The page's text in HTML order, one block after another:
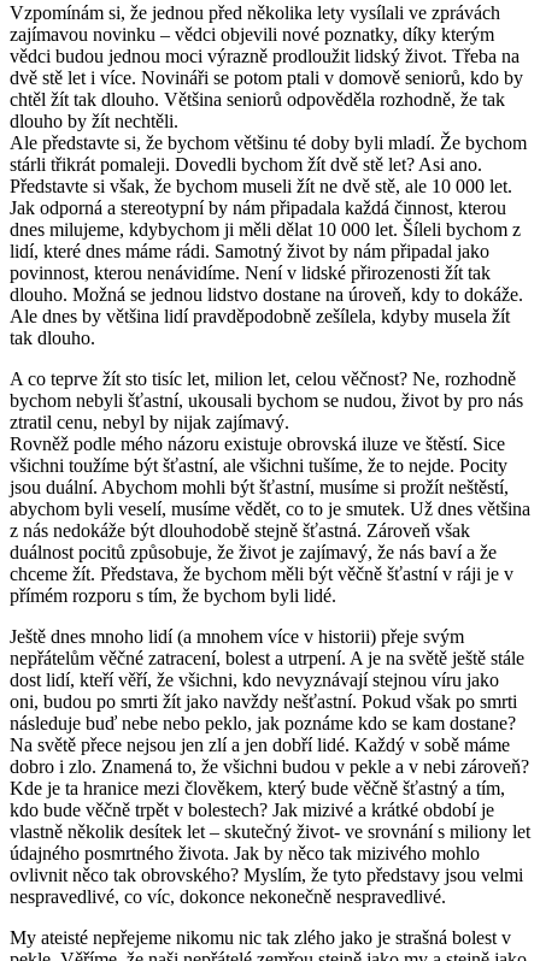
Vzpomínám si, že jednou před několika lety vysílali ve zprávách
zajímavou novinku – vědci objevili nové poznatky, díky kterým
vědci budou jednou moci výrazně prodloužit lidský život. Třeba na
dvě stě let i více. Novináři se potom ptali v domově seniorů, kdo by
chtěl žít tak dlouho. Většina seniorů odpověděla rozhodně, že tak
dlouho by žít nechtěli.
Ale představte si, že bychom většinu té doby byli mladí. Že bychom
stárli třikrát pomaleji. Dovedli bychom žít dvě stě let? Asi ano.
Představte si však, že bychom museli žít ne dvě stě, ale 10 000 let.
Jak odporná a stereotypní by nám připadala každá činnost, kterou
dnes milujeme, kdybychom ji měli dělat 10 000 let. Šíleli bychom z
lidí, které dnes máme rádi. Samotný život by nám připadal jako
povinnost, kterou nenávidíme. Není v lidské přirozenosti žít tak
dlouho. Možná se jednou lidstvo dostane na úroveň, kdy to dokáže.
Ale dnes by většina lidí pravděpodobně zešílela, kdyby musela žít
tak dlouho.
A co teprve žít sto tisíc let, milion let, celou věčnost? Ne, rozhodně
bychom nebyli šťastní, ukousali bychom se nudou, život by pro nás
ztratil cenu, nebyl by nijak zajímavý.
Rovněž podle mého názoru existuje obrovská iluze ve štěstí. Sice
všichni toužíme být šťastní, ale všichni tušíme, že to nejde. Pocity
jsou duální. Abychom mohli být šťastní, musíme si prožít neštěstí,
abychom byli veselí, musíme vědět, co to je smutek. Už dnes většina
z nás nedokáže být dlouhodobě stejně šťastná. Zároveň však
duálnost pocitů způsobuje, že život je zajímavý, že nás baví a že
chceme žít. Představa, že bychom měli být věčně šťastní v ráji je v
přímém rozporu s tím, že bychom byli lidé.
Ještě dnes mnoho lidí (a mnohem více v historii) přeje svým
nepřátelům věčné zatracení, bolest a utrpení. A je na světě ještě stále
dost lidí, kteří věří, že všichni, kdo nevyznávají stejnou víru jako
oni, budou po smrti žít jako navždy nešťastní. Pokud však po smrti
následuje buď nebe nebo peklo, jak poznáme kdo se kam dostane?
Na světě přece nejsou jen zlí a jen dobří lidé. Každý v sobě máme
dobro i zlo. Znamená to, že všichni budou v pekle a v nebi zároveň?
Kde je ta hranice mezi člověkem, který bude věčně šťastný a tím,
kdo bude věčně trpět v bolestech? Jak mizivé a krátké období je
vlastně několik desítek let – skutečný život- ve srovnání s miliony let
údajného posmrtného života. Jak by něco tak mizivého mohlo
ovlivnit něco tak obrovského? Myslím, že tyto představy jsou velmi
nespravedlivé, co víc, dokonce nekonečně nespravedlivé.
My ateisté nepřejeme nikomu nic tak zlého jako je strašná bolest v